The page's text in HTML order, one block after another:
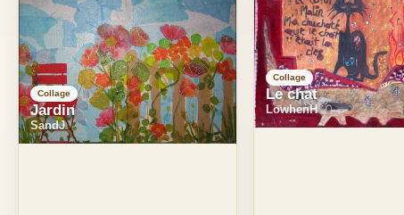
Collage
Jardin
SandJ
Collage
Le chat
LowhenH